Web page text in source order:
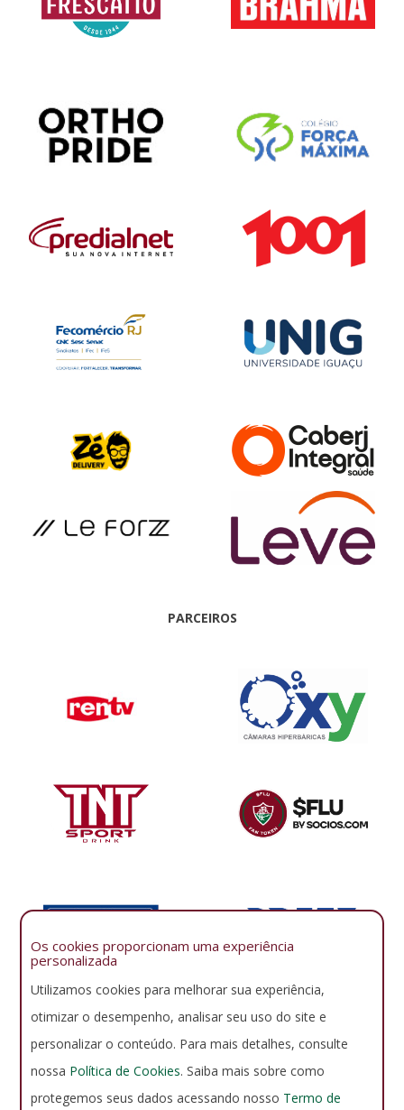
PARCEIROS
Os cookies proporcionam uma experiência
personalizada
Utilizamos cookies para melhorar sua experiência,
otimizar o desempenho, analisar seu uso do site e
personalizar o conteúdo. Para mais detalhes, consulte
nossa Política de Cookies. Saiba mais sobre como
protegemos seus dados acessando nosso Termo de